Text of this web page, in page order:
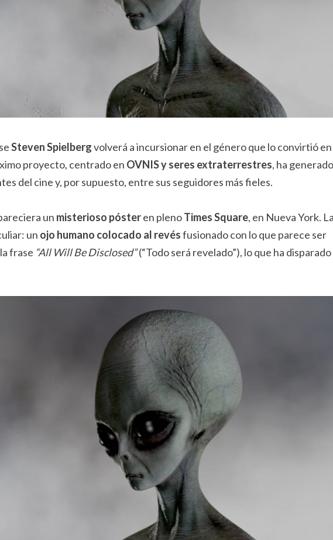
Steven Spielbergvolverá a incursionar en el género que lo convirtió en
proyecto, centrado en OVNIS y seres extraterrestres, ha generado
del cine y, por supuesto, entre sus seguidores más fieles.
un misterioso pósteren plenoTimes Square, en Nueva York. La
un ojo humano colocado al revésfusionado con lo que parece ser
frase “All Will Be Disclosed”(“Todo será revelado”), lo que ha disparado